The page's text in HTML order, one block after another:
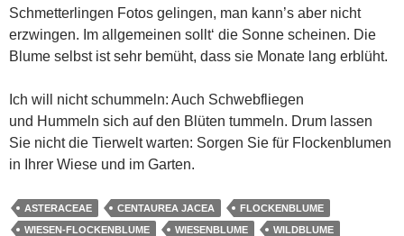
Schmetterlingen Fotos gelingen, man kann’s aber nicht
erzwingen. Im allgemeinen sollt‘ die Sonne scheinen. Die
Blume selbst ist sehr bemüht, dass sie Monate lang erblüht.
Ich will nicht schummeln: Auch Schwebfliegen
und Hummeln sich auf den Blüten tummeln. Drum lassen
Sie nicht die Tierwelt warten: Sorgen Sie für Flockenblumen
in Ihrer Wiese und im Garten.
ASTERACEAE CENTAUREA JACEA
FLOCKENBLUME
WIESEN-FLOCKENBLUME
WIESENBLUME WILDBLUME